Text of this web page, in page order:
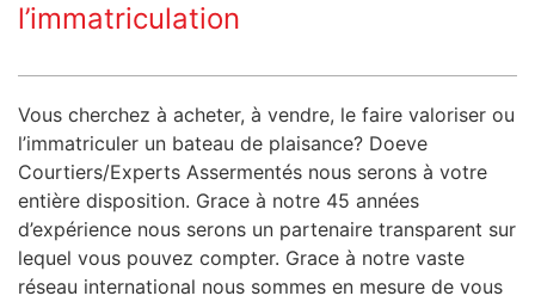
l’immatriculation
Vous cherchez à acheter, à vendre, le faire valoriser ou
l’immatriculer un bateau de plaisance? Doeve
Courtiers/Experts Assermentés nous serons à votre
entière disposition. Grace à notre 45 années
d’expérience nous serons un partenaire transparent sur
lequel vous pouvez compter. Grace à notre vaste
réseau international nous sommes en mesure de vous